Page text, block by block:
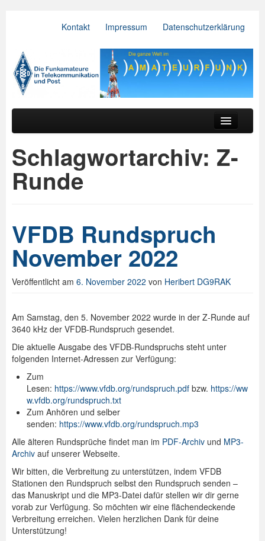
Kontakt Impressum Datenschutzerklärung
VFDB e.V.
Hauptmenü
Der Verein
Referate
Relais
Downloads
Spenden
Schlagwortarchiv: Z-
Runde
VFDB Rundspruch
November 2022
Veröffentlicht am 6. November 2022 von Heribert DG9RAK
Am Samstag, den 5. November 2022 wurde in der Z-Runde auf
3640 kHz der VFDB-Rundspruch gesendet.
Die aktuelle Ausgabe des VFDB-Rundspruchs steht unter
folgenden Internet-Adressen zur Verfügung:
Zum
Lesen: https://www.vfdb.org/rundspruch.pdf bzw. https://ww
w.vfdb.org/rundspruch.txt
Zum Anhören und selber
senden: https://www.vfdb.org/rundspruch.mp3
Alle älteren Rundsprüche findet man im PDF-Archiv und MP3-
Archiv auf unserer Webseite.
Wir bitten, die Verbreitung zu unterstützen, indem VFDB
Stationen den Rundspruch selbst den Rundspruch senden –
das Manuskript und die MP3-Datei dafür stellen wir dir gerne
vorab zur Verfügung. So möchten wir eine flächendeckende
Verbreitung erreichen. Vielen herzlichen Dank für deine
Unterstützung!